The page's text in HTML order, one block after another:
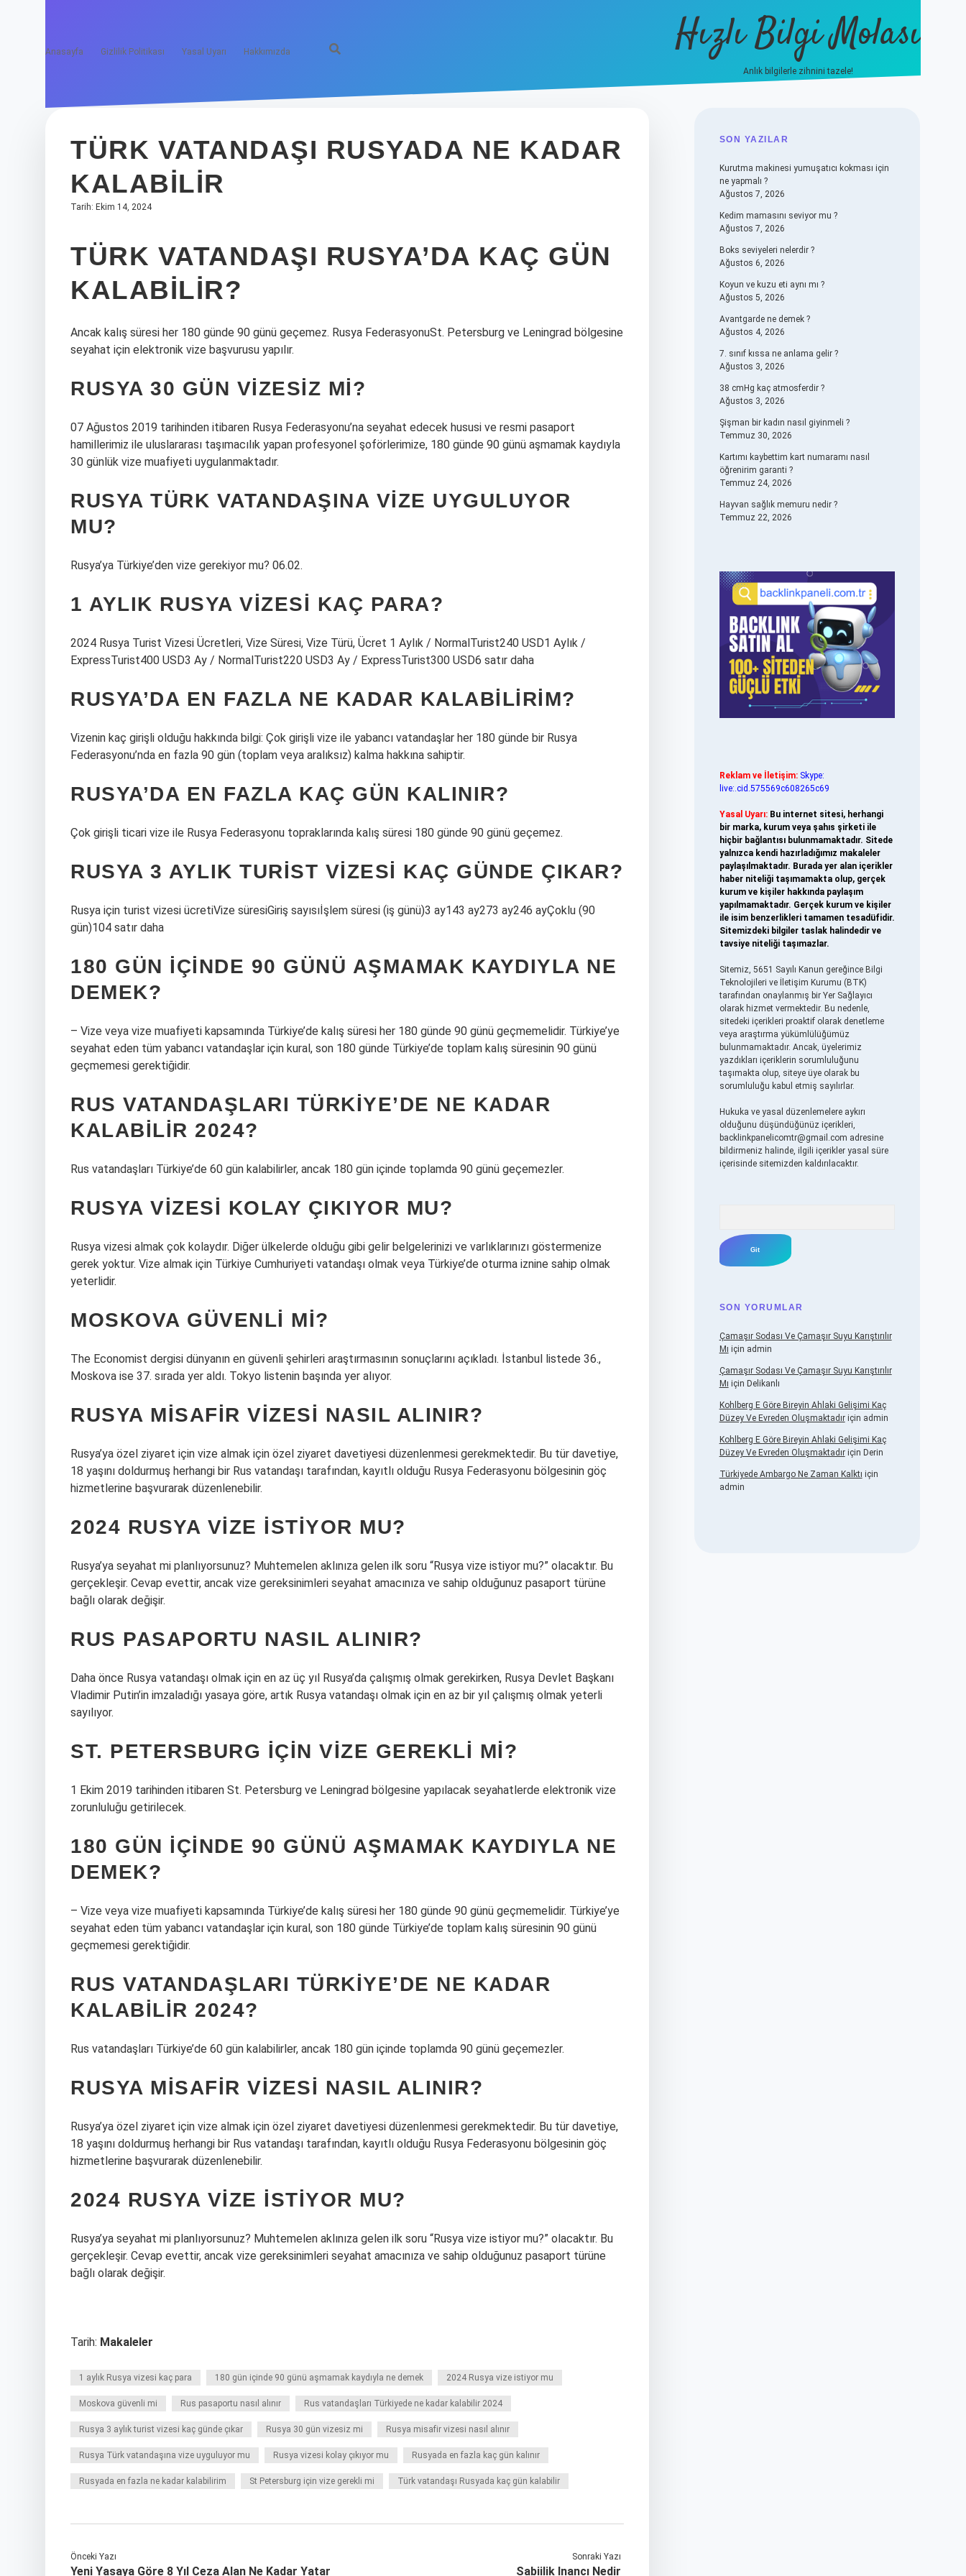
Anasayfa Gizlilik Politikası Yasal Uyarı Hakkımızda Hızlı Bilgi Molası
Anlık bilgilerle zihnini tazele!
TÜRK VATANDAŞI RUSYADA NE KADAR
KALABILIR
Tarih: Ekim 14, 2024
TÜRK VATANDAŞI RUSYA’DA KAÇ GÜN
KALABILIR?
Ancak kalış süresi her 180 günde 90 günü geçemez. Rusya FederasyonuSt. Petersburg ve Leningrad bölgesine
seyahat için elektronik vize başvurusu yapılır.
RUSYA 30 GÜN VIZESIZ MI?
07 Ağustos 2019 tarihinden itibaren Rusya Federasyonu’na seyahat edecek hususi ve resmi pasaport
hamillerimiz ile uluslararası taşımacılık yapan profesyonel şoförlerimize, 180 günde 90 günü aşmamak kaydıyla
30 günlük vize muafiyeti uygulanmaktadır.
RUSYA TÜRK VATANDAŞINA VIZE UYGULUYOR
MU?
Rusya’ya Türkiye’den vize gerekiyor mu? 06.02.
1 AYLIK RUSYA VIZESI KAÇ PARA?
2024 Rusya Turist Vizesi Ücretleri, Vize Süresi, Vize Türü, Ücret 1 Aylık / NormalTurist240 USD1 Aylık /
ExpressTurist400 USD3 Ay / NormalTurist220 USD3 Ay / ExpressTurist300 USD6 satır daha
RUSYA’DA EN FAZLA NE KADAR KALABILIRIM?
Vizenin kaç girişli olduğu hakkında bilgi: Çok girişli vize ile yabancı vatandaşlar her 180 günde bir Rusya
Federasyonu’nda en fazla 90 gün (toplam veya aralıksız) kalma hakkına sahiptir.
RUSYA’DA EN FAZLA KAÇ GÜN KALINIR?
Çok girişli ticari vize ile Rusya Federasyonu topraklarında kalış süresi 180 günde 90 günü geçemez.
RUSYA 3 AYLIK TURIST VIZESI KAÇ GÜNDE ÇIKAR?
Rusya için turist vizesi ücretiVize süresiGiriş sayısıİşlem süresi (iş günü)3 ay143 ay273 ay246 ayÇoklu (90
gün)104 satır daha
180 GÜN IÇINDE 90 GÜNÜ AŞMAMAK KAYDIYLA NE
DEMEK?
– Vize veya vize muafiyeti kapsamında Türkiye’de kalış süresi her 180 günde 90 günü geçmemelidir. Türkiye’ye
seyahat eden tüm yabancı vatandaşlar için kural, son 180 günde Türkiye’de toplam kalış süresinin 90 günü
geçmemesi gerektiğidir.
RUS VATANDAŞLARI TÜRKIYE’DE NE KADAR
KALABILIR 2024?
Rus vatandaşları Türkiye’de 60 gün kalabilirler, ancak 180 gün içinde toplamda 90 günü geçemezler.
RUSYA VIZESI KOLAY ÇIKIYOR MU?
Rusya vizesi almak çok kolaydır. Diğer ülkelerde olduğu gibi gelir belgelerinizi ve varlıklarınızı göstermenize
gerek yoktur. Vize almak için Türkiye Cumhuriyeti vatandaşı olmak veya Türkiye’de oturma iznine sahip olmak
yeterlidir.
MOSKOVA GÜVENLI MI?
The Economist dergisi dünyanın en güvenli şehirleri araştırmasının sonuçlarını açıkladı. İstanbul listede 36.,
Moskova ise 37. sırada yer aldı. Tokyo listenin başında yer alıyor.
RUSYA MISAFIR VIZESI NASIL ALINIR?
Rusya’ya özel ziyaret için vize almak için özel ziyaret davetiyesi düzenlenmesi gerekmektedir. Bu tür davetiye,
18 yaşını doldurmuş herhangi bir Rus vatandaşı tarafından, kayıtlı olduğu Rusya Federasyonu bölgesinin göç
hizmetlerine başvurarak düzenlenebilir.
2024 RUSYA VIZE ISTIYOR MU?
Rusya’ya seyahat mi planlıyorsunuz? Muhtemelen aklınıza gelen ilk soru “Rusya vize istiyor mu?” olacaktır. Bu
gerçekleşir. Cevap evettir, ancak vize gereksinimleri seyahat amacınıza ve sahip olduğunuz pasaport türüne
bağlı olarak değişir.
RUS PASAPORTU NASIL ALINIR?
Daha önce Rusya vatandaşı olmak için en az üç yıl Rusya’da çalışmış olmak gerekirken, Rusya Devlet Başkanı
Vladimir Putin’in imzaladığı yasaya göre, artık Rusya vatandaşı olmak için en az bir yıl çalışmış olmak yeterli
sayılıyor.
ST. PETERSBURG IÇIN VIZE GEREKLI MI?
1 Ekim 2019 tarihinden itibaren St. Petersburg ve Leningrad bölgesine yapılacak seyahatlerde elektronik vize
zorunluluğu getirilecek.
180 GÜN IÇINDE 90 GÜNÜ AŞMAMAK KAYDIYLA NE
DEMEK?
– Vize veya vize muafiyeti kapsamında Türkiye’de kalış süresi her 180 günde 90 günü geçmemelidir. Türkiye’ye
seyahat eden tüm yabancı vatandaşlar için kural, son 180 günde Türkiye’de toplam kalış süresinin 90 günü
geçmemesi gerektiğidir.
RUS VATANDAŞLARI TÜRKIYE’DE NE KADAR
KALABILIR 2024?
Rus vatandaşları Türkiye’de 60 gün kalabilirler, ancak 180 gün içinde toplamda 90 günü geçemezler.
RUSYA MISAFIR VIZESI NASIL ALINIR?
Rusya’ya özel ziyaret için vize almak için özel ziyaret davetiyesi düzenlenmesi gerekmektedir. Bu tür davetiye,
18 yaşını doldurmuş herhangi bir Rus vatandaşı tarafından, kayıtlı olduğu Rusya Federasyonu bölgesinin göç
hizmetlerine başvurarak düzenlenebilir.
2024 RUSYA VIZE ISTIYOR MU?
Rusya’ya seyahat mi planlıyorsunuz? Muhtemelen aklınıza gelen ilk soru “Rusya vize istiyor mu?” olacaktır. Bu
gerçekleşir. Cevap evettir, ancak vize gereksinimleri seyahat amacınıza ve sahip olduğunuz pasaport türüne
bağlı olarak değişir.
Tarih: Makaleler
1 aylık Rusya vizesi kaç para 180 gün içinde 90 günü aşmamak kaydıyla ne demek 2024 Rusya vize istiyor mu
Moskova güvenli mi Rus pasaportu nasıl alınır Rus vatandaşları Türkiyede ne kadar kalabilir 2024
Rusya 3 aylık turist vizesi kaç günde çıkar Rusya 30 gün vizesiz mi Rusya misafir vizesi nasıl alınır
Rusya Türk vatandaşına vize uyguluyor mu Rusya vizesi kolay çıkıyor mu Rusyada en fazla kaç gün kalınır
Rusyada en fazla ne kadar kalabilirim St Petersburg için vize gerekli mi Türk vatandaşı Rusyada kaç gün kalabilir
Önceki Yazı
Yeni Yasaya Göre 8 Yıl Ceza Alan Ne Kadar Yatar
Sonraki Yazı
Sabiilik Inancı Nedir
SIDEBAR
SON YAZILAR
Kurutma makinesi yumuşatıcı kokması için
ne yapmalı ?
Ağustos 7, 2026
Kedim mamasını seviyor mu ?
Ağustos 7, 2026
Boks seviyeleri nelerdir ?
Ağustos 6, 2026
Koyun ve kuzu eti aynı mı ?
Ağustos 5, 2026
Avantgarde ne demek ?
Ağustos 4, 2026
7. sınıf kıssa ne anlama gelir ?
Ağustos 3, 2026
38 cmHg kaç atmosferdir ?
Ağustos 3, 2026
Şişman bir kadın nasıl giyinmeli ?
Temmuz 30, 2026
Kartımı kaybettim kart numaramı nasıl
öğrenirim garanti ?
Temmuz 24, 2026
Hayvan sağlık memuru nedir ?
Temmuz 22, 2026
Reklam ve İletişim: Skype:
live:.cid.575569c608265c69
Yasal Uyarı: Bu internet sitesi, herhangi
bir marka, kurum veya şahıs şirketi ile
hiçbir bağlantısı bulunmamaktadır. Sitede
yalnızca kendi hazırladığımız makaleler
paylaşılmaktadır. Burada yer alan içerikler
haber niteliği taşımamakta olup, gerçek
kurum ve kişiler hakkında paylaşım
yapılmamaktadır. Gerçek kurum ve kişiler
ile isim benzerlikleri tamamen tesadüfidir.
Sitemizdeki bilgiler taslak halindedir ve
tavsiye niteliği taşımazlar.
Sitemiz, 5651 Sayılı Kanun gereğince Bilgi
Teknolojileri ve İletişim Kurumu (BTK)
tarafından onaylanmış bir Yer Sağlayıcı
olarak hizmet vermektedir. Bu nedenle,
sitedeki içerikleri proaktif olarak denetleme
veya araştırma yükümlülüğümüz
bulunmamaktadır. Ancak, üyelerimiz
yazdıkları içeriklerin sorumluluğunu
taşımakta olup, siteye üye olarak bu
sorumluluğu kabul etmiş sayılırlar.
Hukuka ve yasal düzenlemelere aykırı
olduğunu düşündüğünüz içerikleri,
backlinkpanelicomtr@gmail.com adresine
bildirmeniz halinde, ilgili içerikler yasal süre
içerisinde sitemizden kaldırılacaktır.
SON YORUMLAR
Çamaşır Sodası Ve Çamaşır Suyu Karıştırılır
Mı için admin
Çamaşır Sodası Ve Çamaşır Suyu Karıştırılır
Mı için Delikanlı
Kohlberg E Göre Bireyin Ahlaki Gelişimi Kaç
Düzey Ve Evreden Oluşmaktadıriçin admin
Kohlberg E Göre Bireyin Ahlaki Gelişimi Kaç
Düzey Ve Evreden Oluşmaktadıriçin Derin
Türkiyede Ambargo Ne Zaman Kalktı için
admin